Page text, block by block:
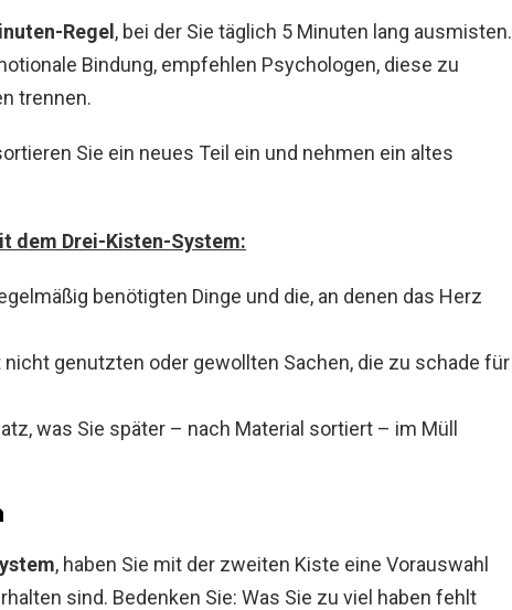
Regel, bei der Sie täglich 5 Minuten lang ausmisten.
Bindung, empfehlen Psychologen, diese zu
trennen.
Sie ein neues Teil ein und nehmen ein altes
dem Drei-Kisten-System:
benötigten Dinge und die, an denen das Herz
genutzten oder gewollten Sachen, die zu schade für
was Sie später – nach Material sortiert – im Müll
, haben Sie mit der zweiten Kiste eine Vorauswahl
sind. Bedenken Sie: Was Sie zu viel haben fehlt